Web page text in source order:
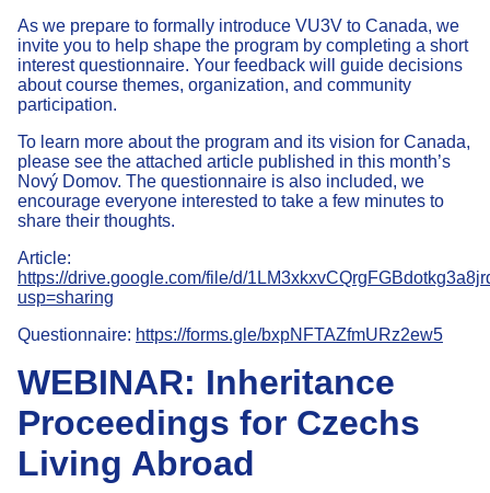
As we prepare to formally introduce VU3V to Canada, we
invite you to help shape the program by completing a short
interest questionnaire. Your feedback will guide decisions
about course themes, organization, and community
participation.
To learn more about the program and its vision for Canada,
please see the attached article published in this month’s
Nový Domov. The questionnaire is also included, we
encourage everyone interested to take a few minutes to
share their thoughts.
Article:
https://drive.google.com/file/d/
usp=sharing
Questionnaire: https://forms.gle/bxpNFTAZfmURz2ew5
WEBINAR: Inheritance
Proceedings for Czechs
Living Abroad